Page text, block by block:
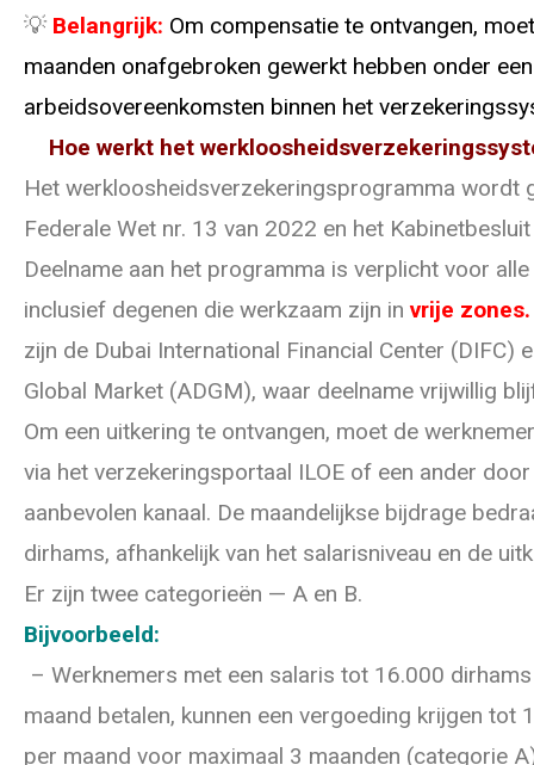
💡 Belangrijk: Om compensatie te ontvangen,
maanden onafgebroken gewerkt hebben onder
arbeidsovereenkomsten binnen het
Hoe werkt het
Het werkloosheidsverzekeringsprogramma wordt
Federale Wet nr. 13 van 2022 en het
Deelname aan het programma is verplicht voor
inclusief degenen die werkzaam zijn invrije zones.
zijn de Dubai International Financial Center (DIFC)
Global Market (ADGM), waar deelname vrijwillig
Om een uitkering te ontvangen, moet de
via het verzekeringsportaal ILOE of een ander door
aanbevolen kanaal. De maandelijkse bijdrage
dirhams, afhankelijk van het salarisniveau en de
Er zijn twee categorieën — A en B.
Bijvoorbeeld:
– Werknemers met een salaris tot 16.000
maand betalen, kunnen een vergoeding krijgen tot
per maand voor maximaal 3 maanden (categorie